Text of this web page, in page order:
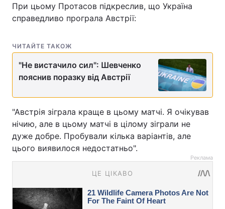
При цьому Протасов підкреслив, що Україна
справедливо програла Австрії:
ЧИТАЙТЕ ТАКОЖ
"Не вистачило сил": Шевченко
пояснив поразку від Австрії
"Австрія зіграла краще в цьому матчі. Я очікував
нічию, але в цьому матчі в цілому зіграли не
дуже добре. Пробували кілька варіантів, але
цього виявилося недостатньо".
Реклама